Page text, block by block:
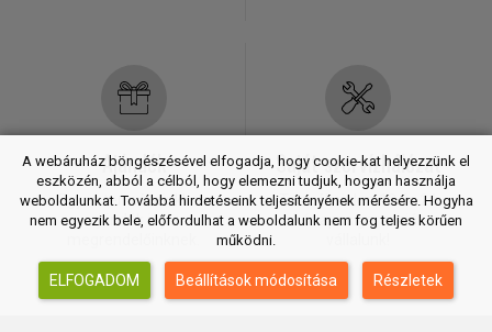
Ajándék
Egyes termékeinkhez
ajándék is jár
Saját szervízhálózat
Termékeinkre 12 és 24
hónapos garanciát
A webáruház böngészésével elfogadja, hogy cookie-kat helyezzünk el
eszközén, abból a célból, hogy elemezni tudjuk, hogyan használja
weboldalunkat. Továbbá hirdetéseink teljesítényének mérésére. Hogyha
nem egyezik bele, előfordulhat a weboldalunk nem fog teljes körűen
működni.
ELFOGADOM Beállítások módosítása Részletek